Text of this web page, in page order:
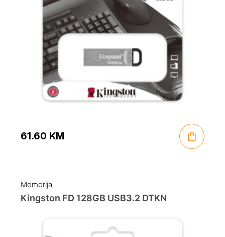
61.60 KM
Memorija
Kingston FD 128GB USB3.2 DTKN